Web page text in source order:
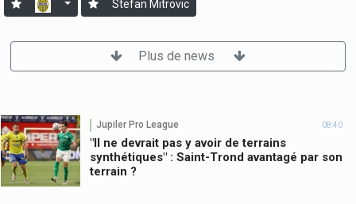
Stefan Mitrovic
Plus de news
Jupiler Pro League 08:40
"Il ne devrait pas y avoir de terrains
synthétiques" : Saint-Trond avantagé par son
terrain ?